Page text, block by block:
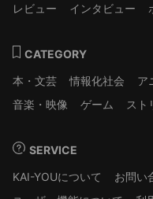
レビュー
インタビュー
CATEGORY
本・文芸
情報化社会 ア
音楽・映像
ゲーム スト
SERVICE
KAI-YOUについて
お問い